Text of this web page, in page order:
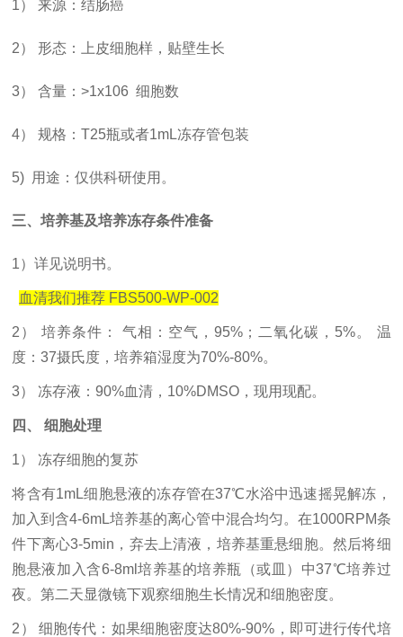
1） 来源：结肠癌
2） 形态：上皮细胞样，贴壁生长
3） 含量：>1x106 细胞数
4） 规格：T25瓶或者1mL冻存管包装
5) 用途：仅供科研使用。
三、培养基及培养冻存条件准备
1）详见说明书。
血清我们推荐 FBS500-WP-002
2） 培养条件： 气相：空气，95%；二氧化碳，5%。 温
度：37摄氏度，培养箱湿度为70%-80%。
3） 冻存液：90%血清，10%DMSO，现用现配。
四、 细胞处理
1） 冻存细胞的复苏
将含有1mL细胞悬液的冻存管在37℃水浴中迅速摇晃解冻，
加入到含4-6mL培养基的离心管中混合均匀。在1000RPM条
件下离心3-5min，弃去上清液，培养基重悬细胞。然后将细
胞悬液加入含6-8ml培养基的培养瓶（或皿）中37℃培养过
夜。第二天显微镜下观察细胞生长情况和细胞密度。
2） 细胞传代：如果细胞密度达80%-90%，即可进行传代培